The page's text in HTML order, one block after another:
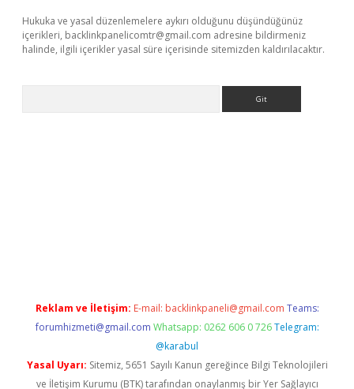
Hukuka ve yasal düzenlemelere aykırı olduğunu düşündüğünüz
içerikleri, backlinkpanelicomtr@gmail.com adresine bildirmeniz
halinde, ilgili içerikler yasal süre içerisinde sitemizden kaldırılacaktır.
Reklam ve İletişim: E-mail: backlinkpaneli@gmail.com Teams:
forumhizmeti@gmail.com Whatsapp: 0262 606 0 726 Telegram:
@karabul
Yasal Uyarı: Sitemiz, 5651 Sayılı Kanun gereğince Bilgi Teknolojileri
ve İletişim Kurumu (BTK) tarafından onaylanmış bir Yer Sağlayıcı